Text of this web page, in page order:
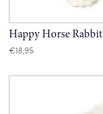
Happy Horse Rabbit
€18,95